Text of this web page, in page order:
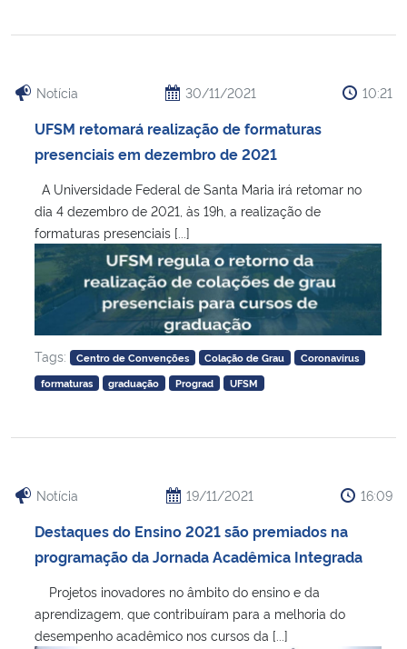
Notícia 30/11/2021 10:21
UFSM retomará realização de formaturas
presenciais em dezembro de 2021
A Universidade Federal de Santa Maria irá retomar no
dia 4 dezembro de 2021, às 19h, a realização de
formaturas presenciais [...]
Tags: Centro de Convenções Colação de Grau
Coronavírus
formaturas
graduação Prograd UFSM
Notícia 19/11/2021 16:09
Destaques do Ensino 2021 são premiados na
programação da Jornada Acadêmica Integrada
Projetos inovadores no âmbito do ensino e da
aprendizagem, que contribuíram para a melhoria do
desempenho acadêmico nos cursos da [...]